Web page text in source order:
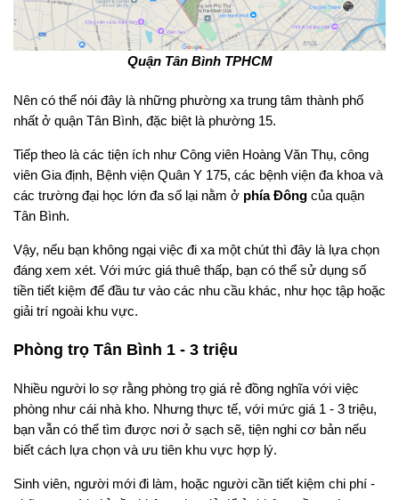
Quận Tân Bình TPHCM
Nên có thể nói đây là những phường xa trung tâm thành phố
nhất ở quận Tân Bình, đặc biệt là phường 15.
Tiếp theo là các tiện ích như Công viên Hoàng Văn Thụ, công
viên Gia định, Bệnh viện Quân Y 175, các bệnh viện đa khoa và
các trường đại học lớn đa số lại nằm ở phía Đông của quận
Tân Bình.
Vậy, nếu bạn không ngại việc đi xa một chút thì đây là lựa chọn
đáng xem xét. Với mức giá thuê thấp, bạn có thể sử dụng số
tiền tiết kiệm để đầu tư vào các nhu cầu khác, như học tập hoặc
giải trí ngoài khu vực.
Phòng trọ Tân Bình 1 - 3 triệu
Nhiều người lo sợ rằng phòng trọ giá rẻ đồng nghĩa với việc
phòng như cái nhà kho. Nhưng thực tế, với mức giá 1 - 3 triệu,
bạn vẫn có thể tìm được nơi ở sạch sẽ, tiện nghi cơ bản nếu
biết cách lựa chọn và ưu tiên khu vực hợp lý.
Sinh viên, người mới đi làm, hoặc người cần tiết kiệm chi phí -